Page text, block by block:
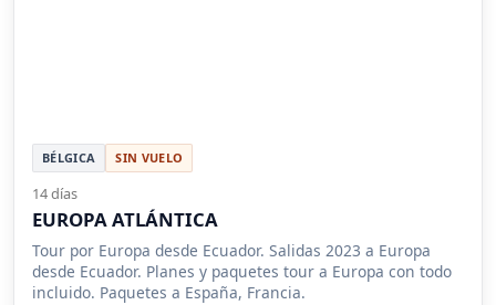
BÉLGICA SIN VUELO
14 días
EUROPA ATLÁNTICA
Tour por Europa desde Ecuador. Salidas 2023 a Europa
desde Ecuador. Planes y paquetes tour a Europa con todo
incluido. Paquetes a España, Francia.